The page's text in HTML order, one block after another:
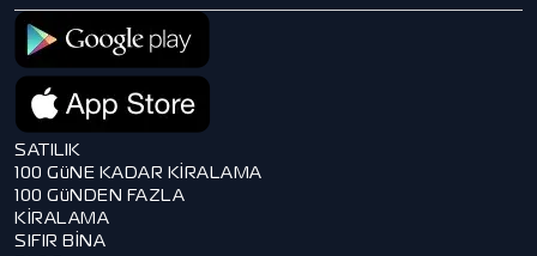
SATILIK
100 GüNE KADAR KİRALAMA
100 GüNDEN FAZLA
KİRALAMA
SIFIR BİNA